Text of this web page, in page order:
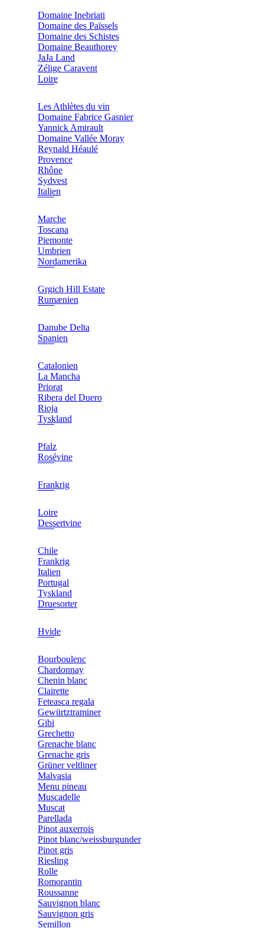
Domaine Inebriati
Domaine des Païssels
Domaine des Schistes
Domaine Beauthorey
JaJa Land
Zélige Caravent
Loire
Les Athlètes du vin
Domaine Fabrice Gasnier
Yannick Amirault
Domaine Vallée Moray
Reynald Héaulé
Provence
Rhône
Sydvest
Italien
Marche
Toscana
Piemonte
Umbrien
Nordamerika
Grgich Hill Estate
Rumænien
Danube Delta
Spanien
Catalonien
La Mancha
Priorat
Ribera del Duero
Rioja
Tyskland
Pfalz
Rosévine
Frankrig
Loire
Dessertvine
Chile
Frankrig
Italien
Portugal
Tyskland
Druesorter
Hvide
Bourboulenc
Chardonnay
Chenin blanc
Clairette
Feteasca regala
Gewürtztraminer
Gibi
Grechetto
Grenache blanc
Grenache gris
Grüner veltliner
Malvasia
Menu pineau
Muscadelle
Muscat
Parellada
Pinot auxerrois
Pinot blanc/weissburgunder
Pinot gris
Riesling
Rolle
Romorantin
Roussanne
Sauvignon blanc
Sauvignon gris
Semillon